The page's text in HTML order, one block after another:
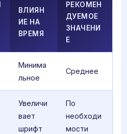
ВЛИЯН
ИЕ НА
ВРЕМЯ
РЕКОМЕН
ДУЕМОЕ
ЗНАЧЕНИ
Е
Минима
льное
Среднее
Увеличи
вает
шрифт
По
необходи
мости